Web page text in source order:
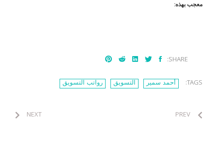
معجب بهذه:
SHARE:
TAGS: أحمد سمير التسويق رواتب التسويق
PREV
NEXT